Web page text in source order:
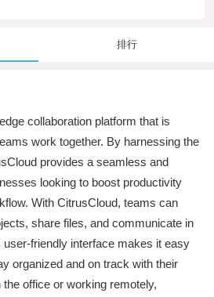
排行
collaboration platform that is
work together. By harnessing the
provides a seamless and
looking to boost productivity
With CitrusCloud, teams can
share files, and communicate in
friendly interface makes it easy
organized and on track with their
office or working remotely,